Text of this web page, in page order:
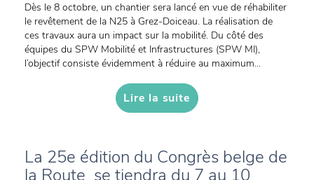
Dès le 8 octobre, un chantier sera lancé en vue de réhabiliter
le revêtement de la N25 à Grez-Doiceau. La réalisation de
ces travaux aura un impact sur la mobilité. Du côté des
équipes du SPW Mobilité et Infrastructures (SPW MI),
l’objectif consiste évidemment à réduire au maximum...
Lire la suite
La 25e édition du Congrès belge de
la Route se tiendra du 7 au 10